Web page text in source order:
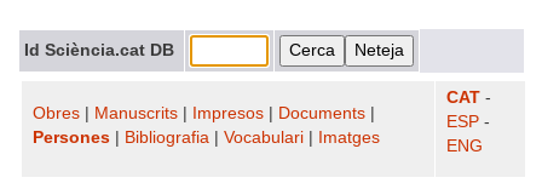
Id Sciència.cat DB
Obres Manuscrits Impresos Documents
Persones
Bibliografia Vocabulari Imatges
CAT -
ESP -
ENG